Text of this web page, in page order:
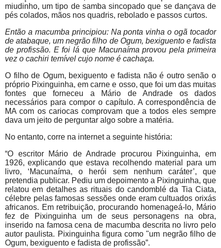
miudinho, um tipo de samba sincopado que se dançava de
pés colados, mãos nos quadris, rebolado e passos curtos.
Então a macumba principiou: Na ponta vinha o ogã tocador
de atabaque, um negrão filho de Ogum, bexiguento e fadista
de profissão. E foi lá que Macunaíma provou pela primeira
vez o cachiri temível cujo nome é cachaça.
O filho de Ogum, bexiguento e fadista não é outro senão o
próprio Pixinguinha, em carne e osso, que foi um das muitas
fontes que forneceu a Mário de Andrade os dados
necessários para compor o capítulo. A correspondência de
MA com os cariocas comprovam que a todos eles sempre
dava um jeito de perguntar algo sobre a matéria.
No entanto, corre na internet a seguinte história:
“O escritor Mário de Andrade procurou Pixinguinha, em
1926, explicando que estava recolhendo material para um
livro, ‘Macunaíma, o herói sem nenhum caráter’, que
pretendia publicar. Pediu um depoimento a Pixinguinha, que
relatou em detalhes as rituais do candomblé da Tia Ciata,
célebre pelas famosas sessões onde eram cultuados orixás
africanos. Em retribuição, procurando homenageá-lo, Mário
fez de Pixinguinha um de seus personagens na obra,
inserido na famosa cena de macumba descrita no livro pelo
autor paulista. Pixinguinha figura como "um negrão filho de
Ogum, bexiguento e fadista de profissão”.